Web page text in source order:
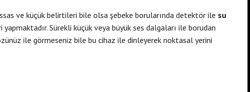
ve küçük belirtileri bile olsa şebeke borularında detektör ile su
yapmaktadır. Sürekli küçük veya büyük ses dalgaları ile borudan
ile görmeseniz bile bu cihaz ile dinleyerek noktasal yerini